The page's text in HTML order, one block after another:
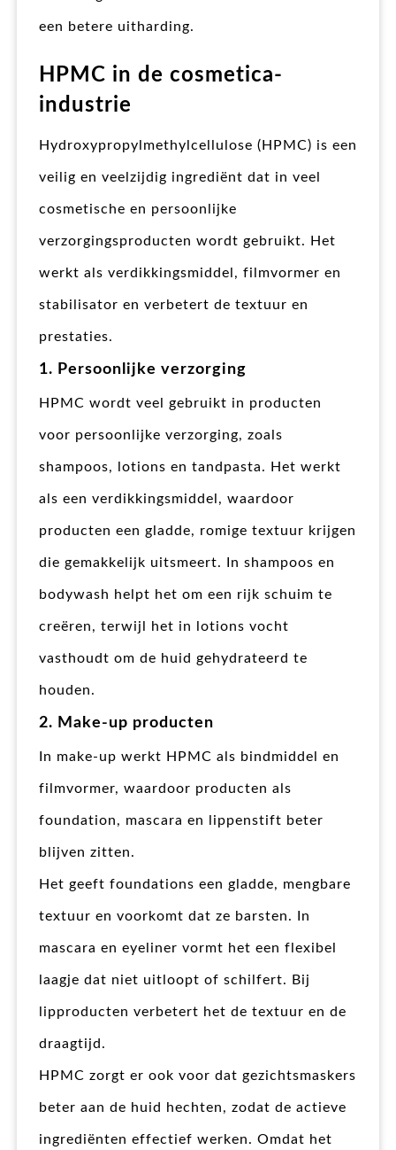
een betere uitharding.
HPMC in de cosmetica-
industrie
Hydroxypropylmethylcellulose (HPMC) is een
veilig en veelzijdig ingrediënt dat in veel
cosmetische en persoonlijke
verzorgingsproducten wordt gebruikt. Het
werkt als verdikkingsmiddel, filmvormer en
stabilisator en verbetert de textuur en
prestaties.
1. Persoonlijke verzorging
HPMC wordt veel gebruikt in producten
voor persoonlijke verzorging, zoals
shampoos, lotions en tandpasta. Het werkt
als een verdikkingsmiddel, waardoor
producten een gladde, romige textuur krijgen
die gemakkelijk uitsmeert. In shampoos en
bodywash helpt het om een rijk schuim te
creëren, terwijl het in lotions vocht
vasthoudt om de huid gehydrateerd te
houden.
2. Make-up producten
In make-up werkt HPMC als bindmiddel en
filmvormer, waardoor producten als
foundation, mascara en lippenstift beter
blijven zitten.
Het geeft foundations een gladde, mengbare
textuur en voorkomt dat ze barsten. In
mascara en eyeliner vormt het een flexibel
laagje dat niet uitloopt of schilfert. Bij
lipproducten verbetert het de textuur en de
draagtijd.
HPMC zorgt er ook voor dat gezichtsmaskers
beter aan de huid hechten, zodat de actieve
ingrediënten effectief werken. Omdat het